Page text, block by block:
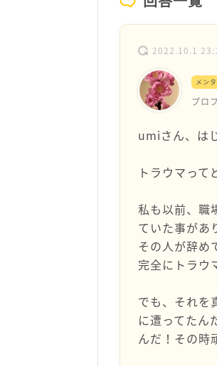
2022.10.1
メン
プロ
umiさん、は
トラウマっ
私も以前、職
ていた事があ
その人が辞め
完全にトラ
でも、それを
に遭ってたん
んだ！その時